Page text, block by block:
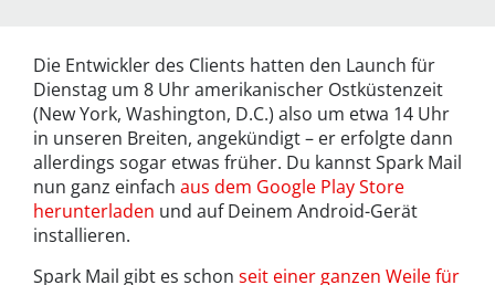
Die Entwickler des Clients hatten den Launch für
Dienstag um 8 Uhr amerikanischer Ostküstenzeit
(New York, Washington, D.C.) also um etwa 14 Uhr
in unseren Breiten, angekündigt – er erfolgte dann
allerdings sogar etwas früher. Du kannst Spark Mail
nun ganz einfach aus dem Google Play Store
herunterladen und auf Deinem Android-Gerät
installieren.
Spark Mail gibt es schon seit einer ganzen Weile für